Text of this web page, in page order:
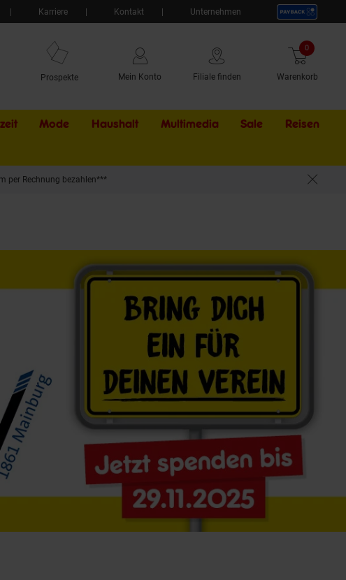
Karriere Kontakt Unternehmen
Prospekte Mein Konto Filiale finden Warenkorb
0 Artikel
Mode Haushalt Multimedia Sale Externer
Reisen
per Rechnung bezahlen***